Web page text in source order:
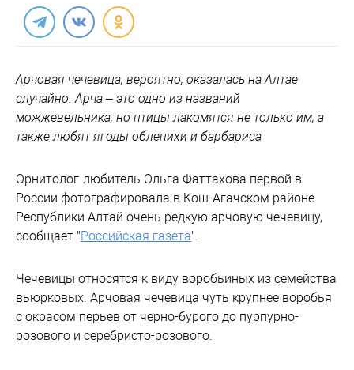
Арчовая чечевица, вероятно, оказалась на Алтае
случайно. Арча – это одно из названий
можжевельника, но птицы лакомятся не только им, а
также любят ягоды облепихи и барбариса
Орнитолог-любитель Ольга Фаттахова первой в
России фотографировала в Кош-Агачском районе
Республики Алтай очень редкую арчовую чечевицу,
сообщает "Российская газета".
Чечевицы относятся к виду воробьиных из семейства
вьюрковых. Арчовая чечевица чуть крупнее воробья
с окрасом перьев от черно-бурого до пурпурно-
розового и серебристо-розового.